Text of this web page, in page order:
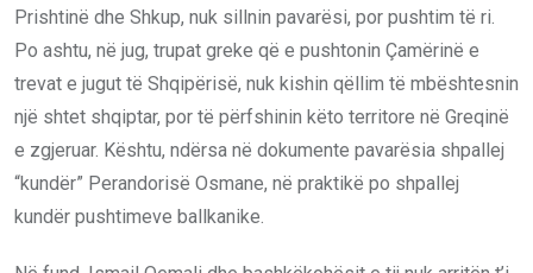
Prishtinë dhe Shkup, nuk sillnin pavarësi, por pushtim të ri.
Po ashtu, në jug, trupat greke që e pushtonin Çamërinë e
trevat e jugut të Shqipërisë, nuk kishin qëllim të mbështesnin
një shtet shqiptar, por të përfshinin këto territore në Greqinë
e zgjeruar. Kështu, ndërsa në dokumente pavarësia shpallej
“kundër” Perandorisë Osmane, në praktikë po shpallej
kundër pushtimeve ballkanike.